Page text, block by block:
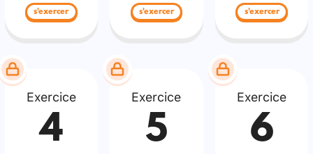
s'exercer s'exercer s'exercer
Exercice
4
Exercice
5
Exercice
6